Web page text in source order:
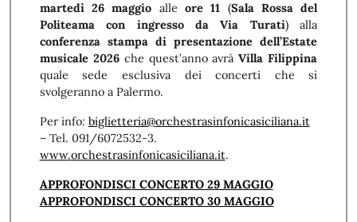
martedì 26 maggio alleore 11 (Sala Rossa del
Politeama con ingresso da Via Turati) alla
conferenza stampa di presentazione dell’Estate
musicale 2026che quest’anno avràVilla Filippina
quale sede esclusiva dei concerti che si
svolgeranno a Palermo.
Per info: biglietteria@orchestrasinfonicasiciliana.it
– Tel. 091/6072532-3.
www.orchestrasinfonicasiciliana.it.
APPROFONDISCI CONCERTO 29 MAGGIO
APPROFONDISCI CONCERTO 30 MAGGIO